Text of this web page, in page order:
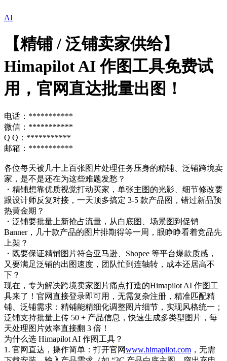
AI
【精铺 / 泛铺卖家供给】
Himapilot AI 作图工具免费试
用，官网直达批量出图！
电话：***********
微信：***********
Q Q：***********
邮箱：***********
各位每天被几十上百张图片处理任务压身的精铺、泛铺跨境卖
家，是不是还在为这些难题发愁？
・精铺想靠优质视觉打动买家，单张主图的光影、细节修改要
跟设计师反复对接，一天顶多搞定 3-5 款产品图，错过新品预
热黄金期？
・泛铺要批量上新抢占流量，从白底图、场景图到促销
Banner，几十款产品的图片排期得等一周，眼睁睁看着竞品先
上架？
・既要保证精铺图片符合亚马逊、Shopee 等平台爆款质感，
又要满足泛铺的出图速度，团队忙到连轴转，成本还居高不
下？
现在，专为解决跨境卖家图片痛点打造的Himapilot AI 作图工
具来了！官网直接登录即可用，无需复杂注册，精准匹配精
铺、泛铺需求：精铺能精细化调整图片细节，实现风格统一；
泛铺支持批量上传 50 + 产品信息，快速生成多类型图片，每
天处理图片效率直接翻 3 倍！
为什么选 Himapilot AI 作图工具？
1. 官网直达，操作简单：打开官网www.himapilot.com ，无需